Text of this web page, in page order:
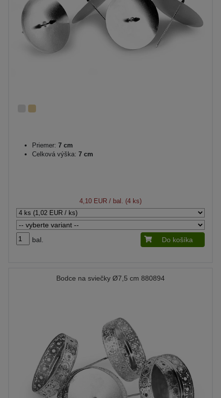
Priemer: 7 cm
Celková výška: 7 cm
4,10 EUR / bal. (4 ks)
bal. Do košíka
Bodce na sviečky Ø7,5 cm 880894